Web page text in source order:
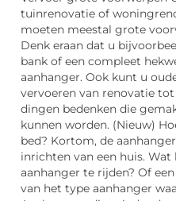
tuinrenovatie of
moeten meestal grote
Denk eraan dat u
bank of een compleet
aanhanger. Ook kunt u
vervoeren van renovatie
dingen bedenken die
kunnen worden. (Nieuw)
bed? Kortom, de
inrichten van een huis.
aanhanger te rijden? Of
van het type aanhanger